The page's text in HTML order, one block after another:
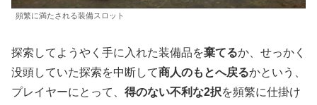
頻繁に満たされる装備スロット
探索してようやく手に入れた装備品を棄てるか、せっかく
没頭していた探索を中断して商人のもとへ戻るかという、
プレイヤーにとって、 得のない不利な2択を頻繁に仕掛け